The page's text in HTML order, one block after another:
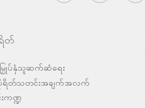
တ်
မြှုပ်နှံသူဆက်ဆံရေး
ရိတ်သတင်းအချက်အလက်
ကဏ္ဍ